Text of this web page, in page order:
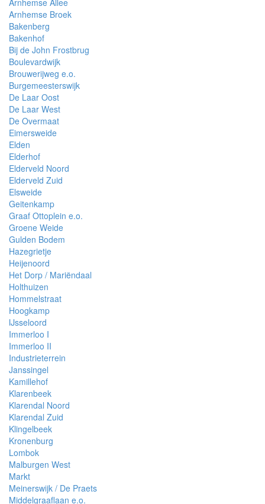
Arnhemse Broek
Bakenberg
Bakenhof
Bij de John Frostbrug
Boulevardwijk
Brouwerijweg e.o.
Burgemeesterswijk
De Laar Oost
De Laar West
De Overmaat
Eimersweide
Elden
Elderhof
Elderveld Noord
Elderveld Zuid
Elsweide
Geitenkamp
Graaf Ottoplein e.o.
Groene Weide
Gulden Bodem
Hazegrietje
Heijenoord
Het Dorp / Mariëndaal
Holthuizen
Hommelstraat
Hoogkamp
IJsseloord
Immerloo I
Immerloo II
Industrieterrein
Janssingel
Kamillehof
Klarenbeek
Klarendal Noord
Klarendal Zuid
Klingelbeek
Kronenburg
Lombok
Malburgen West
Markt
Meinerswijk / De Praets
Middelgraaflaan e.o.